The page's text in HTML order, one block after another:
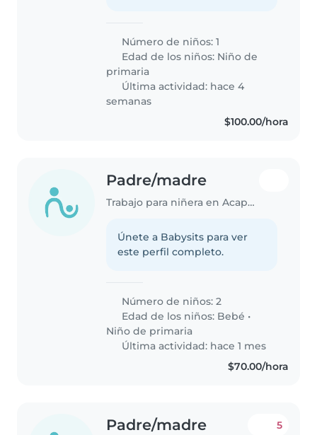
Número de niños: 1
Edad de los niños: Niño de
primaria
Última actividad: hace 4
semanas
$100.00/hora
Padre/madre
Trabajo para niñera en Acapulco
Únete a Babysits para ver
este perfil completo.
Número de niños: 2
Edad de los niños: Bebé •
Niño de primaria
Última actividad: hace 1 mes
$70.00/hora
Padre/madre 5